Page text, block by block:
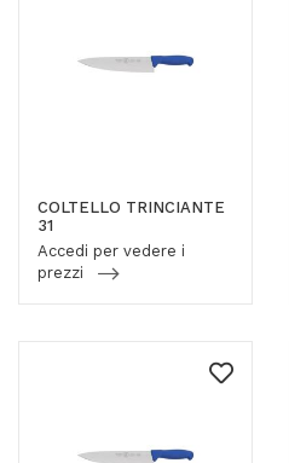
COLTELLO TRINCIANTE
31
Accedi per vedere i
prezzi